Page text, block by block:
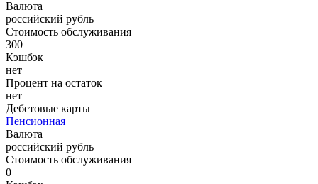
Валюта
российский рубль
Стоимость обслуживания
300
Кэшбэк
нет
Процент на остаток
нет
Дебетовые карты
Пенсионная
Валюта
российский рубль
Стоимость обслуживания
0